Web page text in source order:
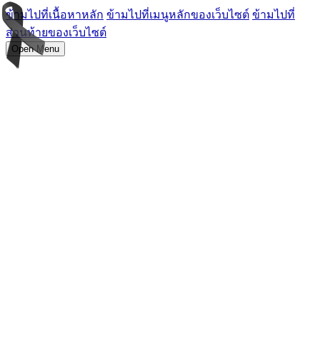
ข้ามไปที่เนื้อหาหลัก ข้ามไปที่เมนูหลักของเว็บไซต์ ข้ามไปที่
ส่วนท้ายของเว็บไซต์
Open Menu